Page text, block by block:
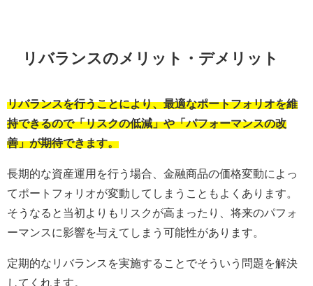
リバランスのメリット・デメリット
リバランスを行うことにより、最適なポートフォリオを維
持できるので「リスクの低減」や「パフォーマンスの改
善」が期待できます。
長期的な資産運用を行う場合、金融商品の価格変動によっ
てポートフォリオが変動してしまうこともよくあります。
そうなると当初よりもリスクが高まったり、将来のパフォ
ーマンスに影響を与えてしまう可能性があります。
定期的なリバランスを実施することでそういう問題を解決
してくれます。